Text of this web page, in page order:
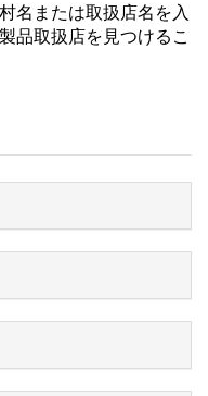
名または取扱店名を入
品取扱店を見つけるこ